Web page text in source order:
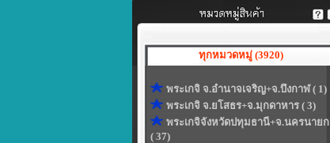
ทุกหมวดหมู่ (3920)
พระเกจิ จ.อำนาจเจริญ+จ.บึงกาฬ ( 1)
พระเกจิ จ.ยโสธร+จ.มุกดาหาร ( 3)
พระเกจิจังหวัดปทุมธานี+จ.นครนายก
( 37)